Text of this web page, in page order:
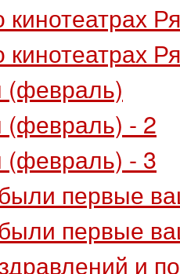
- 2
- 3
первые
первые
и